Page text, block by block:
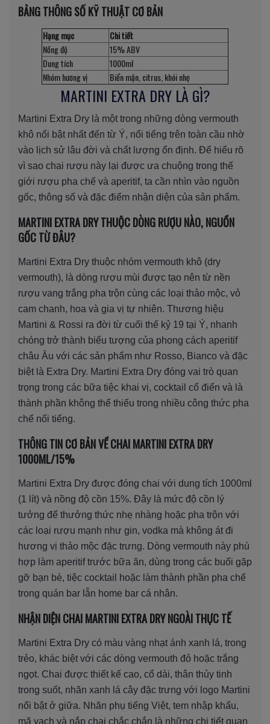
BẢNG THÔNG SỐ KỸ THUẬT CƠ BẢN
Hạng mục
Chi tiết
Nồng độ
15% ABV
Dung tích
1000ml
Nhóm hương vị
Biển mặn, citrus, khói nhẹ
MARTINI EXTRA DRY LÀ GÌ?
Martini Extra Dry là một trong những dòng vermouth
khô nổi bật nhất đến từ Ý, nổi tiếng trên toàn cầu nhờ
vào lịch sử lâu đời và chất lượng ổn định. Để hiểu rõ
vì sao chai rượu này lại được ưa chuộng trong thế
giới rượu pha chế và aperitif, ta cần nhìn vào nguồn
gốc, thông số và đặc điểm nhận diện của sản phẩm.
MARTINI EXTRA DRY THUỘC DÒNG RƯỢU NÀO, NGUỒN
GỐC TỪ ĐÂU?
Martini Extra Dry thuộc nhóm vermouth khô (dry
vermouth), là dòng rượu mùi được tạo nên từ nền
rượu vang trắng pha trộn cùng các loại thảo mộc, vỏ
cam chanh, hoa và gia vị tự nhiên. Thương hiệu
Martini & Rossi ra đời từ cuối thế kỷ 19 tại Ý, nhanh
chóng trở thành biểu tượng của phong cách aperitif
châu Âu với các sản phẩm như Rosso, Bianco và đặc
biệt là Extra Dry. Martini Extra Dry đóng vai trò quan
trọng trong các bữa tiệc khai vị, cocktail cổ điển và là
thành phần không thể thiếu trong nhiều công thức pha
chế nổi tiếng.
THÔNG TIN CƠ BẢN VỀ CHAI MARTINI EXTRA DRY
1000ML/15%
Martini Extra Dry được đóng chai với dung tích 1000ml
(1 lít) và nồng độ cồn 15%. Đây là mức độ cồn lý
tưởng để thưởng thức nhẹ nhàng hoặc pha trộn với
các loại rượu mạnh như gin, vodka mà không át đi
hương vị thảo mộc đặc trưng. Dòng vermouth này phù
hợp làm aperitif trước bữa ăn, dùng trong các buổi gặp
gỡ bạn bè, tiệc cocktail hoặc làm thành phần pha chế
trong quán bar lẫn home bar cá nhân.
NHẬN DIỆN CHAI MARTINI EXTRA DRY NGOÀI THỰC TẾ
Martini Extra Dry có màu vàng nhạt ánh xanh lá, trong
trẻo, khác biệt với các dòng vermouth đỏ hoặc trắng
ngọt. Chai được thiết kế cao, cổ dài, thân thủy tinh
trong suốt, nhãn xanh lá cây đặc trưng với logo Martini
nổi bật ở giữa. Nhãn phụ tiếng Việt, tem nhập khẩu,
mã vạch và nắp chai chắc chắn là những chi tiết quan